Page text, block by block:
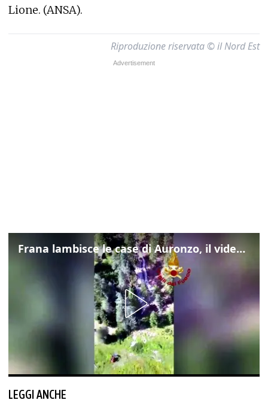
Lione. (ANSA).
Riproduzione riservata © il Nord Est
Frana lambisce le case di Auronzo, il video dall'elicottero dei vigili del fuoco
LEGGI ANCHE